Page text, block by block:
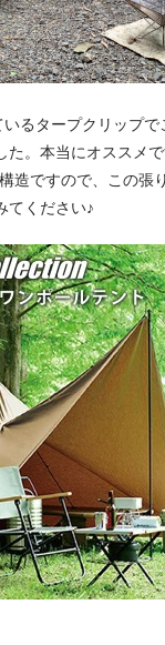
るタープクリップで
た。本当にオススメ
造ですので、この張
てください♪